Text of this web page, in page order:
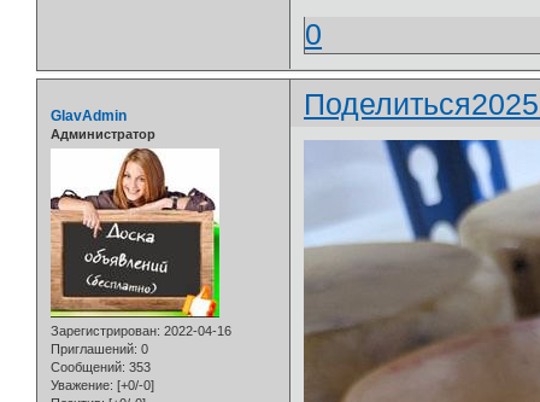
0
Поделиться
GlavAdmin
Администратор
Зарегистрирован: 2022-04-16
Приглашений: 0
Сообщений: 353
Уважение: [+0/-0]